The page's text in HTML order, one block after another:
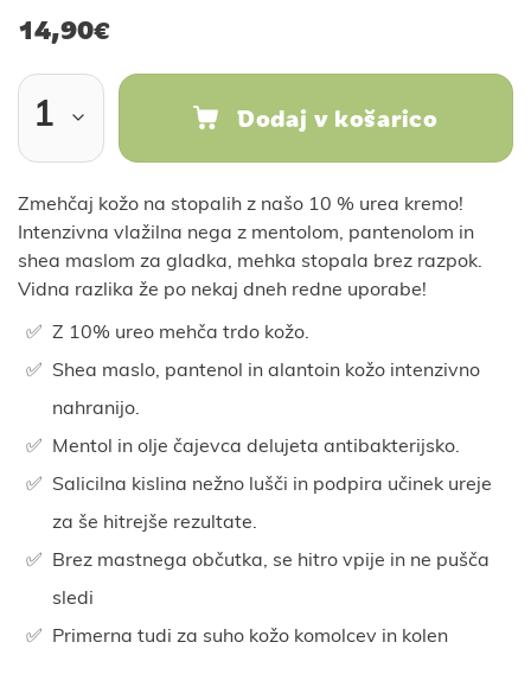
14,90€
Dodaj v košarico
Zmehčaj kožo na stopalih z našo 10 % urea kremo!
Intenzivna vlažilna nega z mentolom, pantenolom in
shea maslom za gladka, mehka stopala brez razpok.
Vidna razlika že po nekaj dneh redne uporabe!
Z 10% ureo mehča trdo kožo.
Shea maslo, pantenol in alantoin kožo intenzivno
nahranijo.
Mentol in olje čajevca delujeta antibakterijsko.
Salicilna kislina nežno lušči in podpira učinek ureje
za še hitrejše rezultate.
Brez mastnega občutka, se hitro vpije in ne pušča
sledi
Primerna tudi za suho kožo komolcev in kolen